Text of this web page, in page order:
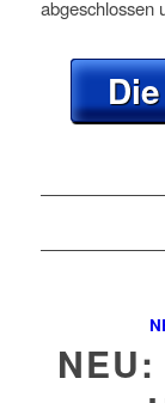
abgeschlossen